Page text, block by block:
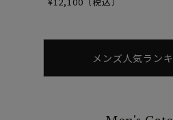
メンズ人気ラン